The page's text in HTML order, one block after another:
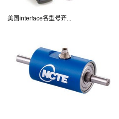
美国interface各型号齐...